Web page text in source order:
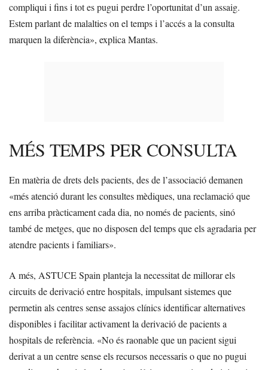
compliqui i fins i tot es pugui perdre l’oportunitat d’un assaig.
Estem parlant de malalties on el temps i l’accés a la consulta
marquen la diferència», explica Mantas.
MÉS TEMPS PER CONSULTA
En matèria de drets dels pacients, des de l’associació demanen
«més atenció durant les consultes mèdiques, una reclamació que
ens arriba pràcticament cada dia, no només de pacients, sinó
també de metges, que no disposen del temps que els agradaria per
atendre pacients i familiars».
A més, ASTUCE Spain planteja la necessitat de millorar els
circuits de derivació entre hospitals, impulsant sistemes que
permetin als centres sense assajos clínics identificar alternatives
disponibles i facilitar activament la derivació de pacients a
hospitals de referència. «No és raonable que un pacient sigui
derivat a un centre sense els recursos necessaris o que no pugui